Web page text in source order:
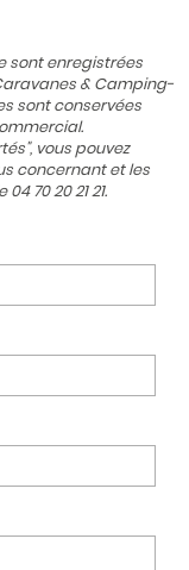
sont enregistrées
& Camping-
sont conservées
vous pouvez
concernant et les
70 20 21 21.